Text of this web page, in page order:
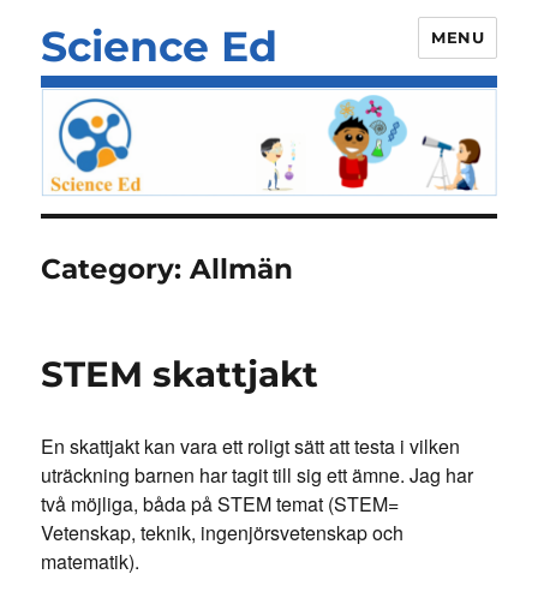
Science Ed MENU
Category:Allmän
STEM skattjakt
En skattjakt kan vara ett roligt sätt att testa i vilken
uträckning barnen har tagit till sig ett ämne. Jag har
två möjliga, båda på STEM temat (STEM=
Vetenskap, teknik, ingenjörsvetenskap och
matematik).